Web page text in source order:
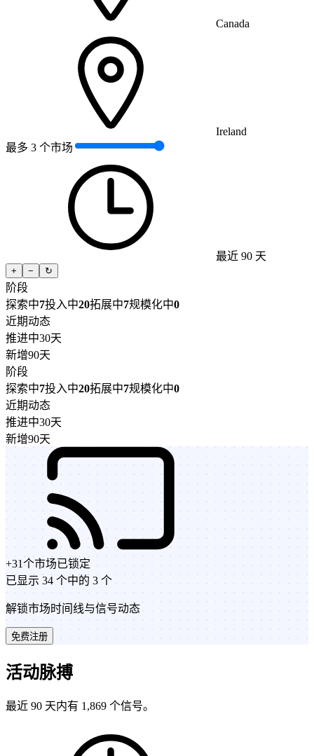
Canada
Ireland
最多 3 个市场
最近 90 天
+ − ↻
阶段
探索中7投入中20拓展中7规模化中0
近期动态
推进中30天
新增90天
阶段
探索中7投入中20拓展中7规模化中0
近期动态
推进中30天
新增90天
+31个市场已锁定
已显示 34 个中的 3 个
解锁市场时间线与信号动态
免费注册
活动脉搏
最近 90 天内有 1,869 个信号。